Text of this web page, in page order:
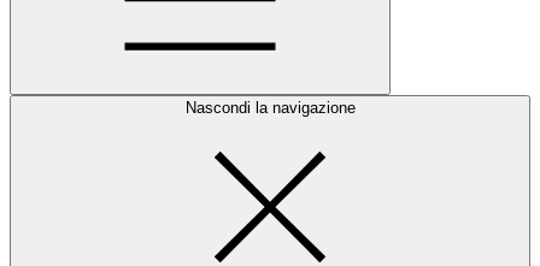
Nascondi la navigazione